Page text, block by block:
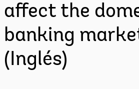
affect the
banking
(Inglés)